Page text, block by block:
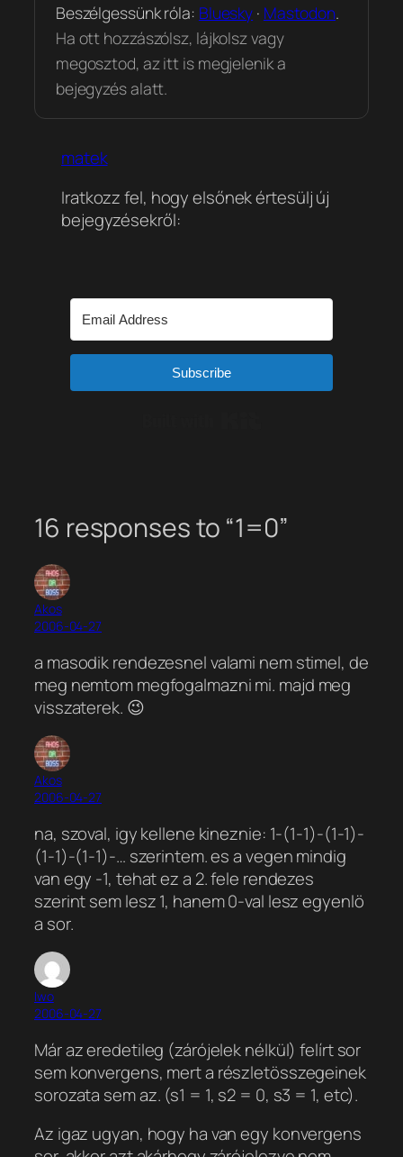
Beszélgessünk róla: Bluesky · Mastodon.
Ha ott hozzászólsz, lájkolsz vagy
megosztod, az itt is megjelenik a
bejegyzés alatt.
matek
Iratkozz fel, hogy elsőnek értesülj új
bejegyzésekről:
Subscribe
16 responses to “1=0”
Akos
2006-04-27
a masodik rendezesnel valami nem stimel, de
meg nemtom megfogalmazni mi. majd meg
visszaterek. 😉
Akos
2006-04-27
na, szoval, igy kellene kineznie: 1-(1-1)-(1-1)-
(1-1)-(1-1)-… szerintem. es a vegen mindig
van egy -1, tehat ez a 2. fele rendezes
szerint sem lesz 1, hanem 0-val lesz egyenlö
a sor.
Iwo
2006-04-27
Már az eredetileg (zárójelek nélkül) felírt sor
sem konvergens, mert a részletösszegeinek
sorozata sem az. (s1 = 1, s2 = 0, s3 = 1, etc).
Az igaz ugyan, hogy ha van egy konvergens